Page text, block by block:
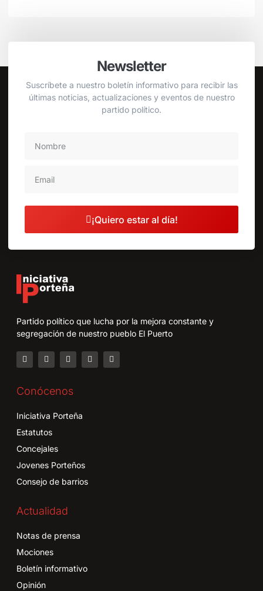
Newsletter
Suscríbete a nuestro boletín informativo para recibir las
últimas noticias, actualizaciones y eventos de nuestro
partido político.
¡Quiero estar al día!
Partido político que lucha por la mejora constante y
segregación de nuestro pueblo El Puerto
Conócenos
Iniciativa Porteña
Estatutos
Concejales
Jovenes Porteños
Consejo de barrios
Actualidad
Notas de prensa
Mociones
Boletín informativo
Opinión